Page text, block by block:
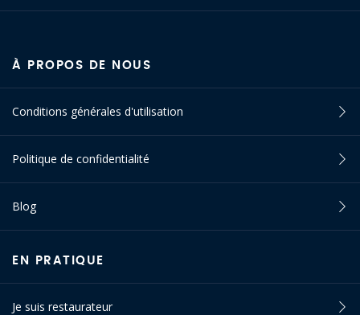
À PROPOS DE NOUS
Conditions générales d'utilisation
Politique de confidentialité
Blog
EN PRATIQUE
Je suis restaurateur